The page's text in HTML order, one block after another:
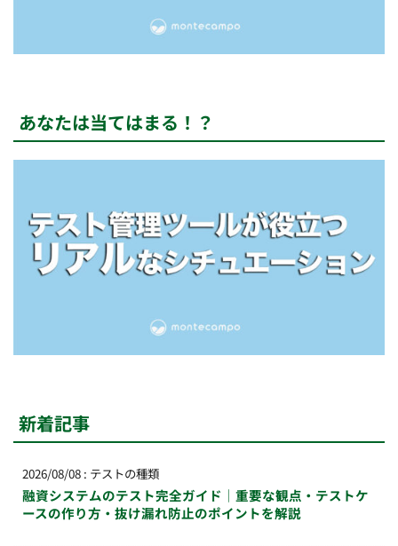
あなたは当てはまる！？
新着記事
2026/08/08 : テストの種類
融資システムのテスト完全ガイド｜重要な観点・テストケ
ースの作り方・抜け漏れ防止のポイントを解説